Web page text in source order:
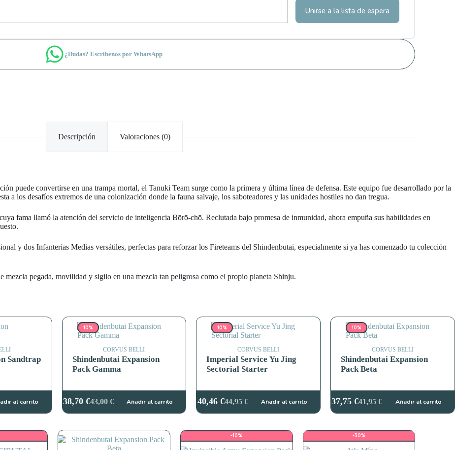
Unirse a la lista de espera
¿Dudas? Escríbenos por WhatsApp
Descripción Valoraciones (0)
puede convertirse en una trampa mortal, el Tanuki Team surge como la primera y última línea de defensa. Este equipo fue desarrollado por la
a los desafíos extremos de una colonización donde la fauna salvaje, los saboteadores y las unidades hostiles no dan tregua.
fama llamó la atención del servicio de inteligencia Bōrō-chō. Reclutada bajo promesa de inmunidad, ahora empuña sus habilidades en
y dos Infanterías Medias versátiles, perfectas para reforzar los Fireteams del Shindenbutai, especialmente si ya has comenzado tu colección
mezcla pegada, movilidad y sigilo en una mezcla tan peligrosa como el propio planeta Shinju.
Sandtrap
al carrito
10%
CORVUS BELLI
Shindenbutai Expansion
Pack Gamma
43,00€
El
precio
era:
43,00 €.
38,70 €El
precio
es:
38,70 €.
Añadir al carrito
10%
CORVUS BELLI
Imperial Service Yu Jing
Sectorial Starter
44,95€
El
precio
era:
44,95 €.
40,46 €El
precio
es:
40,46 €.
Añadir al carrito
10%
CORVUS BELLI
Shindenbutai Expansion
Pack Beta
41,95€
El
precio
era:
41,95 €.
37,75€El
precio
es:
37,75 €.
Añadir al carrito
-10% -30%